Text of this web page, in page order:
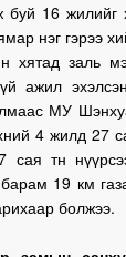
буй 16
нэг гэрээ
хятад заль
ажил
МУ
4 жилд 27
тн
19 км
болжээ.